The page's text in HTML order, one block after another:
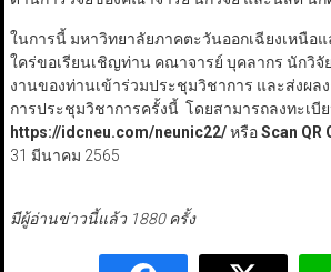
ในการนี้ มหาวิทยาลัยภาคตะวันออกเฉียงเหนือ
ใคร่ขอเรียนเชิญท่าน คณาจารย์ บุคลากร นักวิ
งานของท่านเข้าร่วมประชุมวิชาการ และส่งผล
การประชุมวิชาการครั้งนี้ โดยสามารถลงทะเบี
https://idcneu.com/neunic22/หรือScan QR
31 มีนาคม 2565
มีผู้อ่านข่าวนี้แล้ว 1880 ครั้ง